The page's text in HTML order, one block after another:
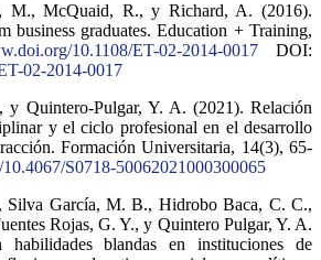
M., McQuaid, R., y Richard, A. (2016).
business graduates. Education + Training,
10.1108/ET-02-2014-0017 DOI:
02-2014-0017
Quintero-Pulgar, Y. A. (2021). Relación
y el ciclo profesional en el desarrollo
Formación Universitaria, 14(3), 65-
S0718-50062021000300065
García, M. B., Hidrobo Baca, C. C.,
Rojas, G. Y., y Quintero Pulgar, Y. A.
habilidades blandas en instituciones de